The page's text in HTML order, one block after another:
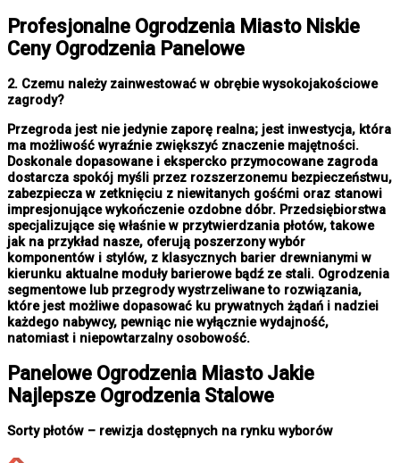
Profesjonalne Ogrodzenia MiastoNiskie
Ceny Ogrodzenia Panelowe
2. Czemu należy zainwestować w obrębie wysokojakościowe
zagrody?
Przegroda jest nie jedynie zaporę realna; jest inwestycja, która
ma możliwość wyraźnie zwiększyć znaczenie majętności.
Doskonale dopasowane i ekspercko przymocowane zagroda
dostarcza spokój myśli przez rozszerzonemu bezpieczeństwu,
zabezpiecza w zetknięciu z niewitanych gośćmi oraz stanowi
impresjonujące wykończenie ozdobne dóbr. Przedsiębiorstwa
specjalizujące się właśnie w przytwierdzania płotów, takowe
jak na przykład nasze, oferują poszerzony wybór
komponentów i stylów, z klasycznych barier drewnianymi w
kierunku aktualne moduły barierowe bądź ze stali. Ogrodzenia
segmentowe lub przegrody wystrzeliwane to rozwiązania,
które jest możliwe dopasować ku prywatnych żądań i nadziei
każdego nabywcy, pewniąc nie wyłącznie wydajność,
natomiast i niepowtarzalny osobowość.
Panelowe Ogrodzenia MiastoJakie
Najlepsze Ogrodzenia Stalowe
Sorty płotów – rewizja dostępnych na rynku wyborów